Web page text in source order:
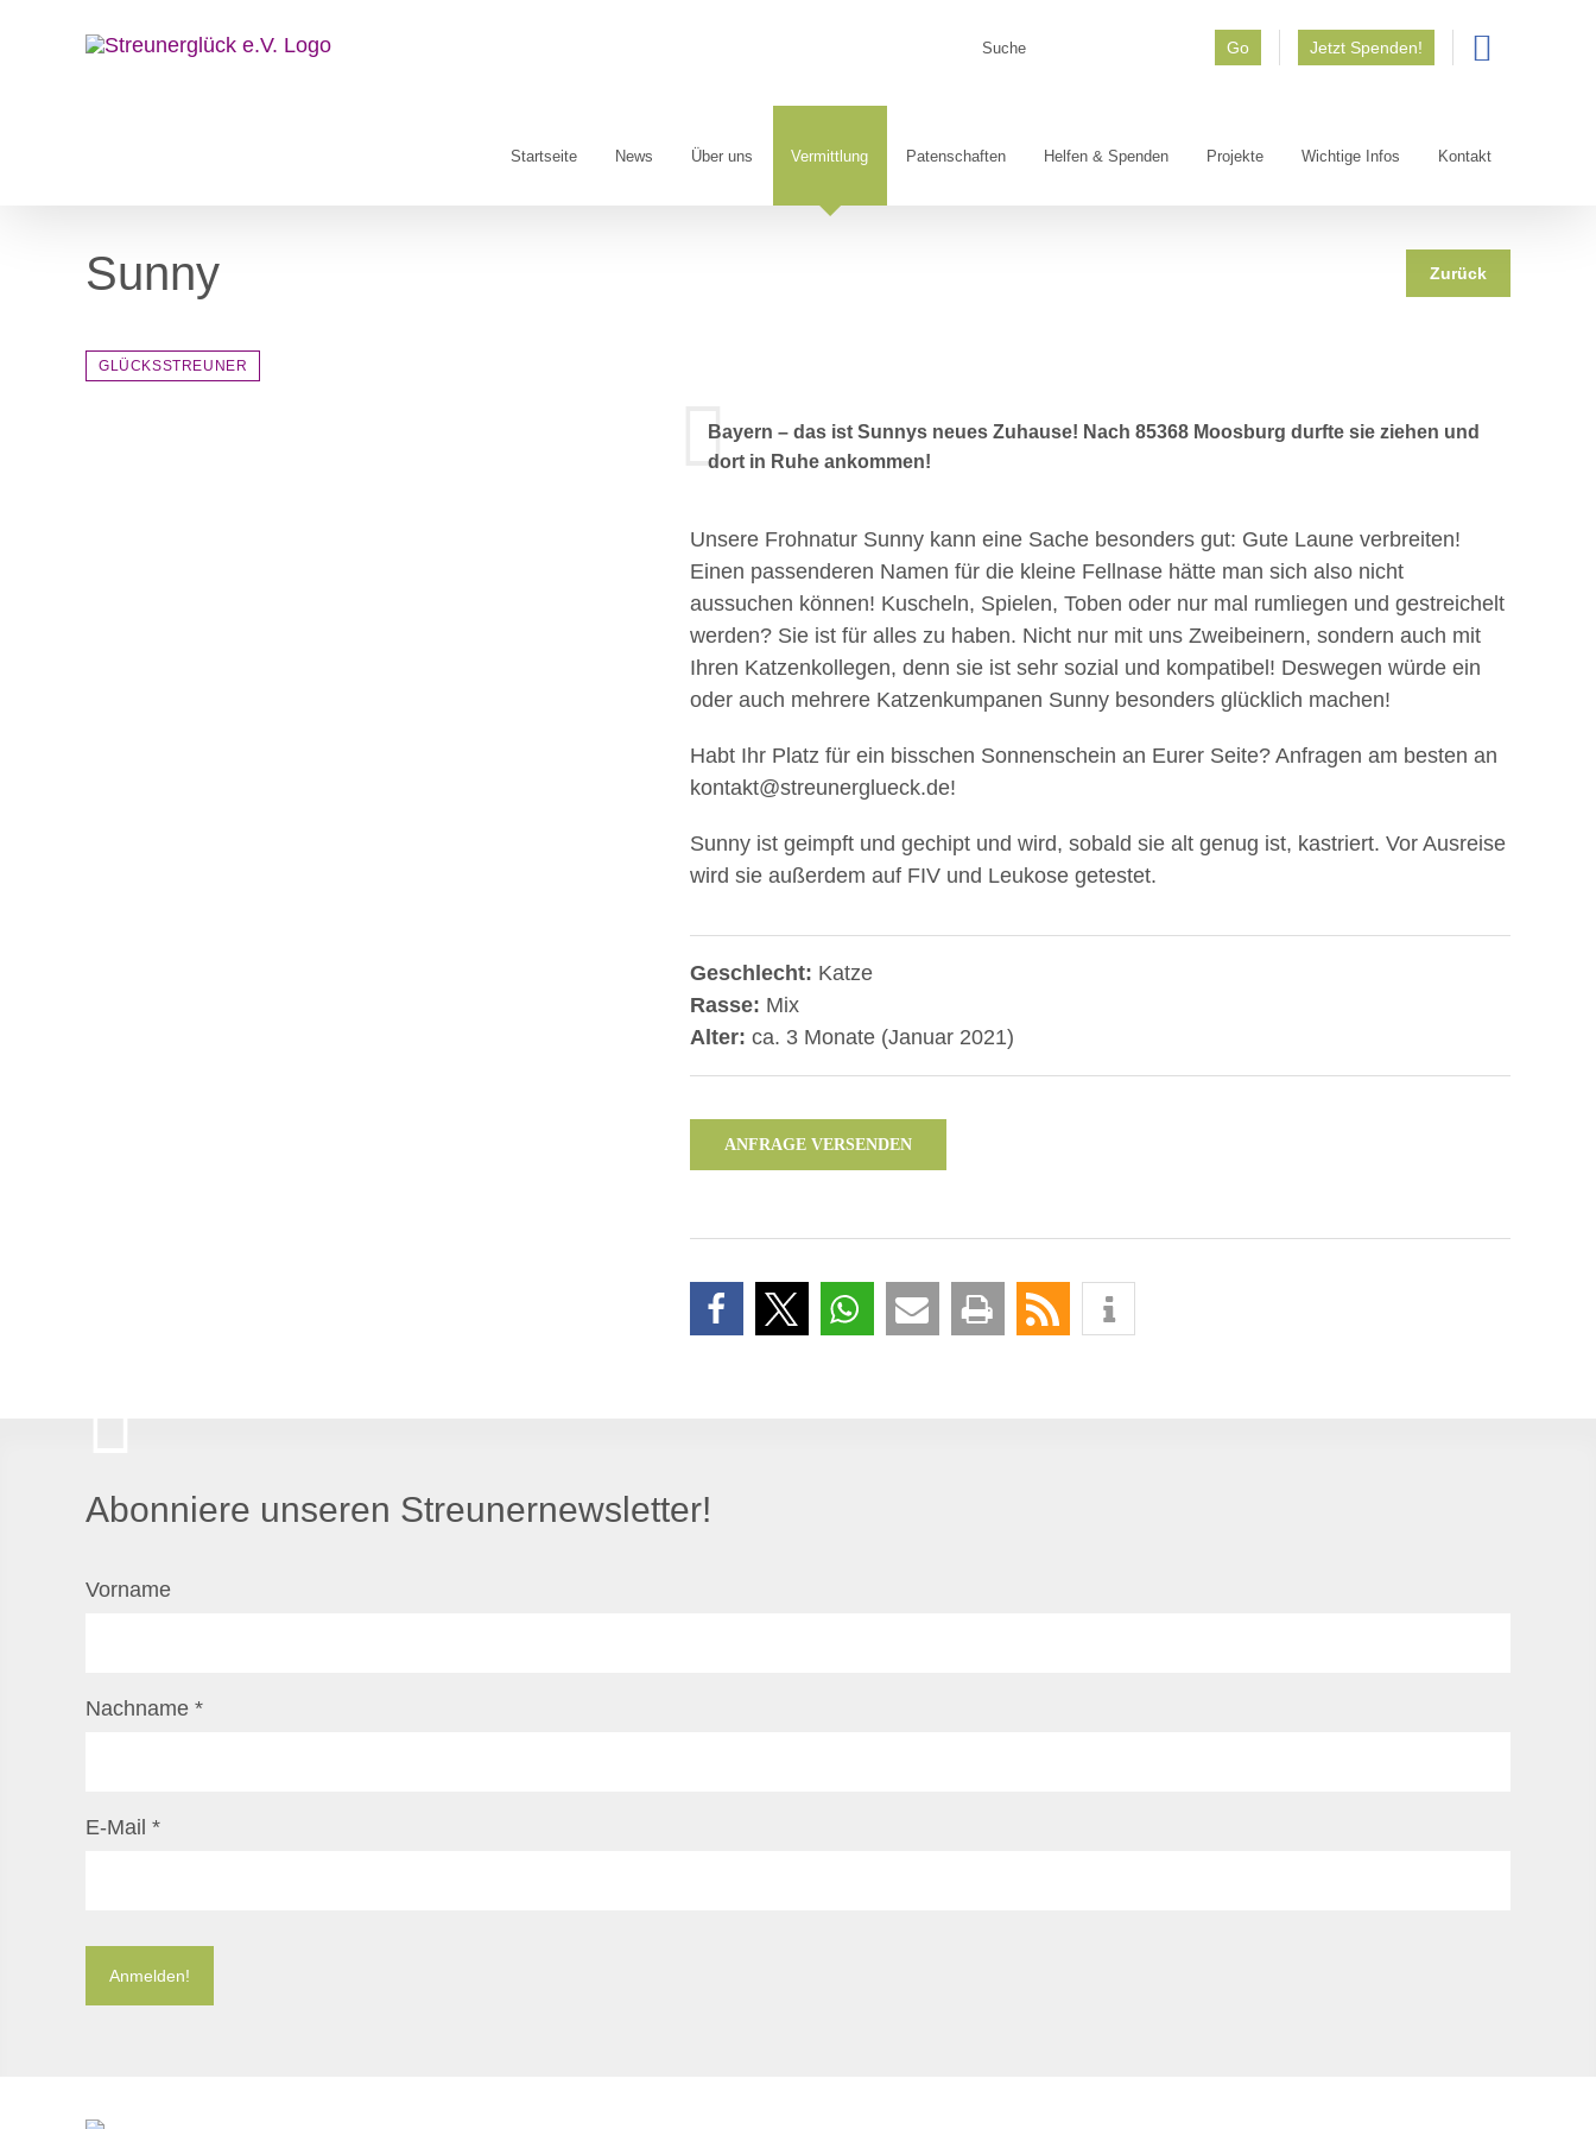
Go Jetzt Spenden!
Startseite News Über uns Vermittlung Patenschaften Helfen & Spenden Projekte Wichtige Infos Kontakt
Sunny Zurück
GLÜCKSSTREUNER
Bayern – das ist Sunnys neues Zuhause! Nach 85368 Moosburg durfte sie ziehen und
dort in Ruhe ankommen!
Unsere Frohnatur Sunny kann eine Sache besonders gut: Gute Laune verbreiten!
Einen passenderen Namen für die kleine Fellnase hätte man sich also nicht
aussuchen können! Kuscheln, Spielen, Toben oder nur mal rumliegen und gestreichelt
werden? Sie ist für alles zu haben. Nicht nur mit uns Zweibeinern, sondern auch mit
Ihren Katzenkollegen, denn sie ist sehr sozial und kompatibel! Deswegen würde ein
oder auch mehrere Katzenkumpanen Sunny besonders glücklich machen!
Habt Ihr Platz für ein bisschen Sonnenschein an Eurer Seite? Anfragen am besten an
kontakt@streunerglueck.de!
Sunny ist geimpft und gechipt und wird, sobald sie alt genug ist, kastriert. Vor Ausreise
wird sie außerdem auf FIV und Leukose getestet.
Geschlecht: Katze
Rasse: Mix
Alter: ca. 3 Monate (Januar 2021)
ANFRAGE VERSENDEN
Abonniere unseren Streunernewsletter!
Vorname
Nachname *
E-Mail *